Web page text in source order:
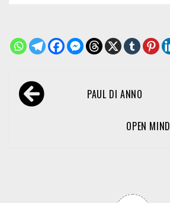
Navegación
de PAUL DI ANNO
OPEN MIND